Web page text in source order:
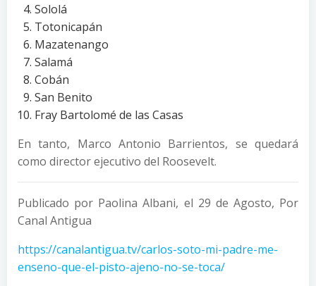
Sololá
Totonicapán
Mazatenango
Salamá
Cobán
San Benito
Fray Bartolomé de las Casas
En tanto, Marco Antonio Barrientos, se quedará
como director ejecutivo del Roosevelt.
Publicado por Paolina Albani, el 29 de Agosto, Por
Canal Antigua
https://canalantigua.tv/carlos-soto-mi-padre-me-
enseno-que-el-pisto-ajeno-no-se-toca/